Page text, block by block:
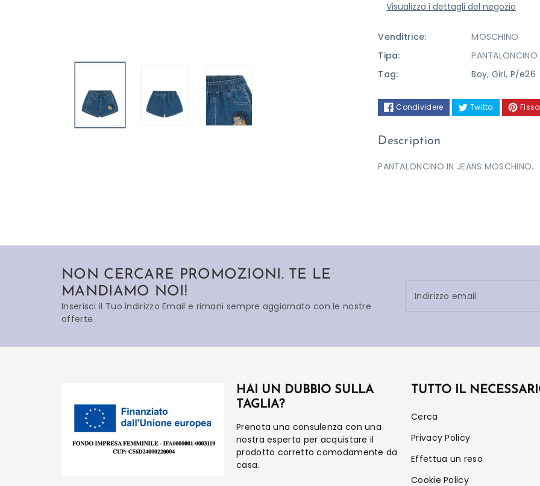
Visualizza i dettagli del negozio
Venditrice:
MOSCHINO
Tipa:
PANTALONCINO
Tag:
Boy, Girl, P/e26
Condividere Twitta
Description
PANTALONCINO IN JEANS MOSCHINO.
NON CERCARE PROMOZIONI. TE LE
MANDIAMO NOI!
Inserisci il Tuo indirizzo Email e rimani sempre aggiornato con le nostre
offerte
Indirizzo email
HAI UN DUBBIO SULLA
TAGLIA?
Prenota una consulenza con una
nostra esperta per acquistare il
prodotto corretto comodamente da
casa.
TUTTO IL
Cerca
Privacy Policy
Effettua un reso
Cookie Policy